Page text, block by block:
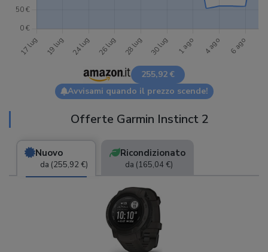
255,92 €
Avvisami quando il prezzo scende!
Offerte Garmin Instinct 2
Nuovo
da (255,92 €)
Ricondizionato
da (165,04 €)